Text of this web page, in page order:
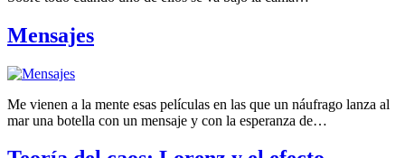
Mensajes
Me vienen a la mente esas películas en las que un náufrago lanza al
mar una botella con un mensaje y con la esperanza de…